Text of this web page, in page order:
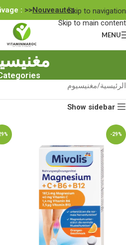
Skip to navigation
Skip to main content
: >>Nouveautés<<
MENU
الرئيسية مغنيسيوم
Show sidebar
-29%